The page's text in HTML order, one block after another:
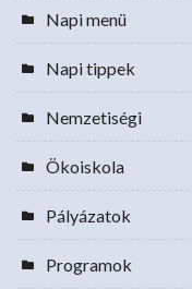
Napi menü
Napi tippek
Nemzetiségi
Ökoiskola
Pályázatok
Programok